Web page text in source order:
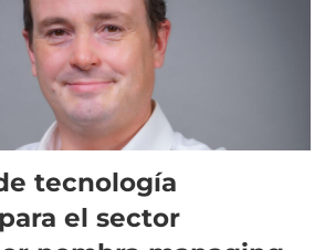
tecnología
el sector